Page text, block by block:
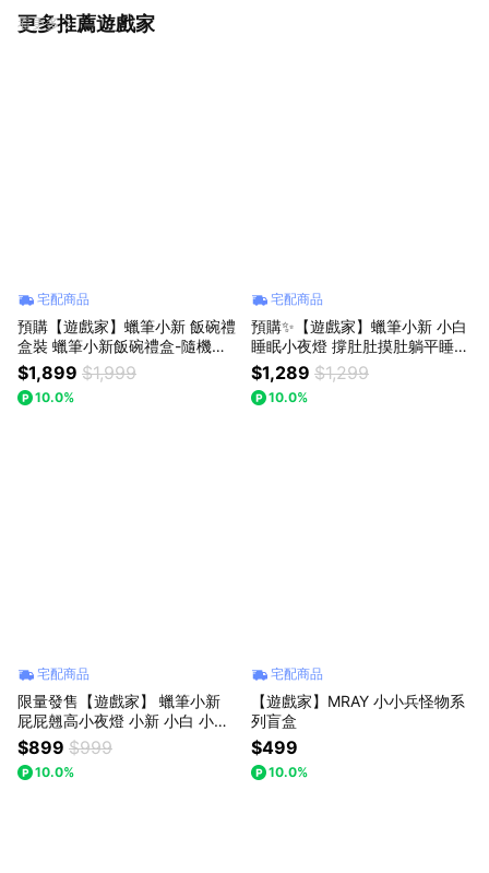
更多推薦遊戲家
看更多
宅配商品
預購【遊戲家】蠟筆小新 飯碗禮
盒裝 蠟筆小新飯碗禮盒-隨機出
貨 送隨機精美贈品 G2
$1,899 $1,999
10.0%
宅配商品
預購✨【遊戲家】蠟筆小新 小白
睡眠小夜燈 撐肚肚摸肚躺平睡覺
款 (兩款任選) 送隨機精美贈品 G
4
$1,289 $1,299
10.0%
宅配商品
限量發售【遊戲家】 蠟筆小新
屁屁翹高小夜燈 小新 小白 小夜
燈 蠟筆小新小夜燈 3D床頭燈 -
蠟筆小新
$899 $999
10.0%
宅配商品
【遊戲家】MRAY 小小兵怪物系
列盲盒
$499
10.0%